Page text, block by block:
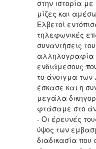
στην ιστορία
μίζες και
Ελβετοί
τηλεφωνικές
συναντήσεις
αλληλογραφία
ενδιάμεσους
το άνοιγμα των
έσκασε και η
μεγάλα
φτάσαμε στο
- Οι έρευνές
ύψος των
διαδικασία που